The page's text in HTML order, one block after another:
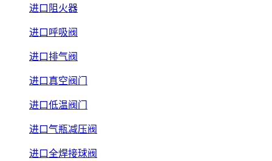
进口阻火器
进口呼吸阀
进口排气阀
进口真空阀门
进口低温阀门
进口气瓶减压阀
进口全焊接球阀